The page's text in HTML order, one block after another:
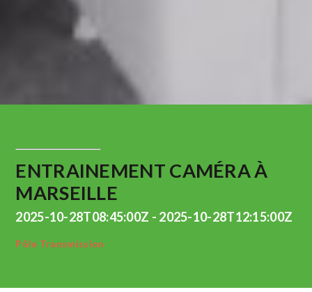
ENTRAINEMENT CAMÉRA À
MARSEILLE
2025-10-28T08:45:00Z - 2025-10-28T12:15:00Z
Pôle Transmission